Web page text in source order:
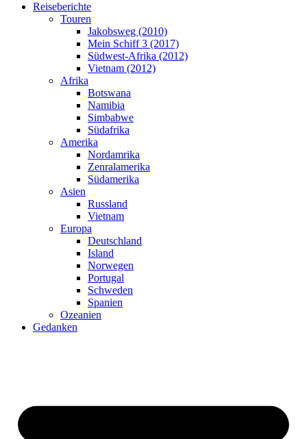
Reiseberichte
Touren
Jakobsweg (2010)
Mein Schiff 3 (2017)
Südwest-Afrika (2012)
Vietnam (2012)
Afrika
Botswana
Namibia
Simbabwe
Südafrika
Amerika
Nordamrika
Zenralamerika
Südamerika
Asien
Russland
Vietnam
Europa
Deutschland
Island
Norwegen
Portugal
Schweden
Spanien
Ozeanien
Gedanken